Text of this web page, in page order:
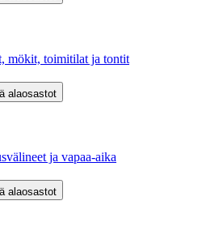
mökit, toimitilat ja tontit
alaosastot
ja vapaa-aika
alaosastot